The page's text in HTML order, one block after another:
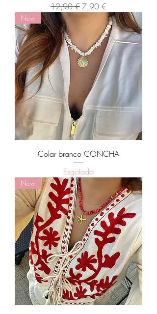
Preço normal
12,90 € Preço promocional
7,90 €
New
Colar branco CONCHA
Esgotado
New